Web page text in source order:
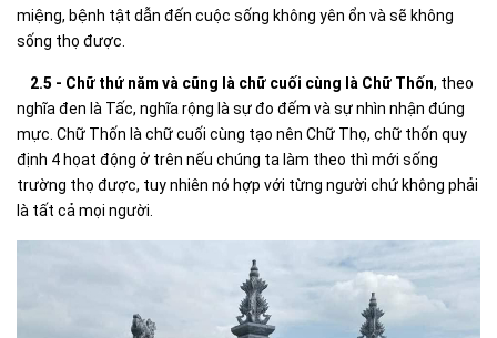
miệng, bệnh tật dẫn đến cuộc sống không yên ổn và sẽ không
sống thọ được.
2.5 - Chữ thứ năm và cũng là chữ cuối cùng là Chữ Thốn, theo
nghĩa đen là Tấc, nghĩa rộng là sự đo đếm và sự nhìn nhận đúng
mực. Chữ Thốn là chữ cuối cùng tạo nên Chữ Thọ, chữ thốn quy
định 4 họat động ở trên nếu chúng ta làm theo thì mới sống
trường thọ được, tuy nhiên nó hợp với từng người chứ không phải
là tất cả mọi người.